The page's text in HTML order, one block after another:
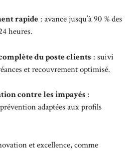
rapide : avance jusqu’à 90 % des
heures.
du poste clients : suivi
et recouvrement optimisé.
contre les impayés :
adaptées aux profils
et excellence, comme